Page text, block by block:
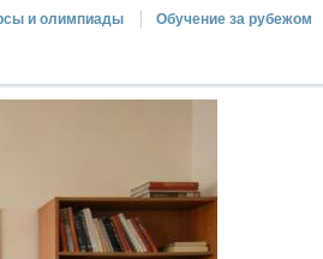
и олимпиады Обучение за рубежом